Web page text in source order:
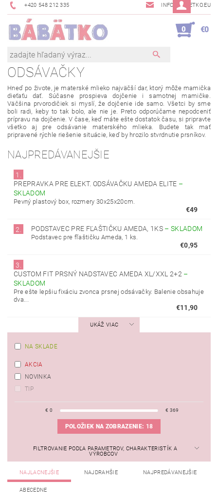
+420 548 212 335 INFO@BABETKO.EU
0 €0
ODSÁVAČKY
Hneď po živote, je materské mlieko najväčší dar, ktorý môže mamička
dieťaťu dať. Súčasne prospieva dojčenie i samotnej
mamičke.
Väčšina prvorodičiek si myslí, že dojčenie ide samo. Všetci by sme
boli radi, keby to tak bolo, ale nie je. Preto odporúčame nepodceniť
prípravu na dojčenie. V čase, keď máte ešte dostatok času, si pripravte
všetko
aj preodsávanie materského mlieka. Budete tak mať
pripravené rýchle riešenie situácie, keď by hrozilo stvrdnutie prsníkov.
NAJPREDÁVANEJŠIE
1.
PREPRAVKA PRE ELEKT. ODSÁVAČKU AMEDA ELITE –
SKLADOM
Pevný plastový box, rozmery 30x25x20cm.
€49
2. PODSTAVEC PRE FĽAŠTIČKU AMEDA, 1KS – SKLADOM
Podstavec pre fľaštičku Ameda, 1 ks.
€0,95
3.
CUSTOM FIT PRSNÝ NADSTAVEC AMEDA XL/XXL 2+2 –
SKLADOM
Pre ešte lepšiu fixáciu zvonca prsnej odsávačky. Balenie obsahuje
dva...
€11,90
UKÁŽ VIAC
NA SKLADE
AKCIA
NOVINKA
TIP
€ 0 € 369
POLOŽIEK NA ZOBRAZENIE: 18
FILTROVANIE PODĽA PARAMETROV, CHARAKTERISTÍK A
VÝROBCOV
NAJLACNEJŠIE NAJDRAHŠIE NAJPREDÁVANEJŠIE
ABECEDNE